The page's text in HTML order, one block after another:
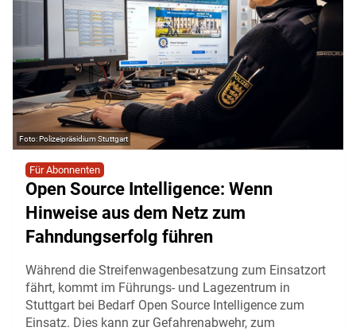
Polizeipräsidium Stuttgart
Für Abonnenten
Open Source Intelligence: Wenn
Hinweise aus dem Netz zum
Fahndungserfolg führen
Während die Streifenwagenbesatzung zum Einsatzort
fährt, kommt im Führungs- und Lagezentrum in
Stuttgart bei Bedarf Open Source Intelligence zum
Einsatz. Dies kann zur Gefahrenabwehr, zum